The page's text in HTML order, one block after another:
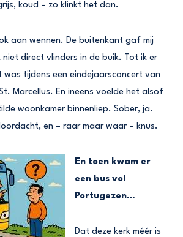
koud – zo klinkt het dan.
aan wennen. De buitenkant gaf mij
niet direct vlinders in de buik. Tot ik er
tijdens een eindejaarsconcert van
Marcellus. En ineens voelde het alsof
woonkamer binnenliep. Sober, ja.
en – raar maar waar – knus.
En toen kwam er
een bus vol
Portugezen…
Dat deze kerk méér is